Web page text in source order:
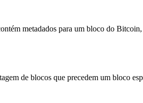
metadados para um bloco do
de blocos que precedem um bloco